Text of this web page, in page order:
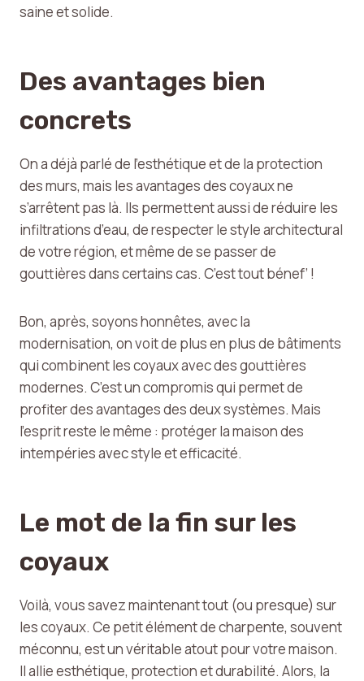
saine et solide.
Des avantages bien
concrets
On a déjà parlé de l’esthétique et de la protection
des murs, mais les avantages des coyaux ne
s’arrêtent pas là. Ils permettent aussi de réduire les
infiltrations d’eau, de respecter le style architectural
de votre région, et même de se passer de
gouttières dans certains cas. C’est tout bénef’ !
Bon, après, soyons honnêtes, avec la
modernisation, on voit de plus en plus de bâtiments
qui combinent les coyaux avec des gouttières
modernes. C’est un compromis qui permet de
profiter des avantages des deux systèmes. Mais
l’esprit reste le même : protéger la maison des
intempéries avec style et efficacité.
Le mot de la fin sur les
coyaux
Voilà, vous savez maintenant tout (ou presque) sur
les coyaux. Ce petit élément de charpente, souvent
méconnu, est un véritable atout pour votre maison.
Il allie esthétique, protection et durabilité. Alors, la